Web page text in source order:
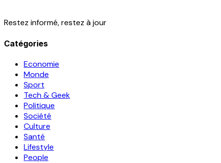
Restez informé, restez à jour
Catégories
Economie
Monde
Sport
Tech & Geek
Politique
Société
Culture
Santé
Lifestyle
People